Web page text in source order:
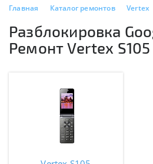
Главная Каталог ремонтов Vertex
Разблокировка
Ремонт Vertex S105